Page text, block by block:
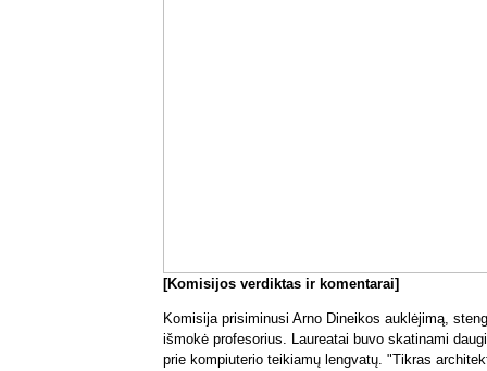
[Komisijos verdiktas ir komentarai]
Komisija prisiminusi Arno Dineikos auklėjimą,
išmokė profesorius. Laureatai buvo skatinami
prie kompiuterio teikiamų lengvatų. "Tikras